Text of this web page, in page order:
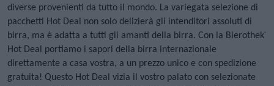
diverse provenienti da tutto il mondo. La variegata selezione di
pacchetti Hot Deal non solo delizierà gli intenditori assoluti di
birra, ma è adatta a tutti gli amanti della birra. Con la Bierothek®
Hot Deal portiamo i sapori della birra internazionale
direttamente a casa vostra, a un prezzo unico e con spedizione
gratuita! Questo Hot Deal vizia il vostro palato con selezionate